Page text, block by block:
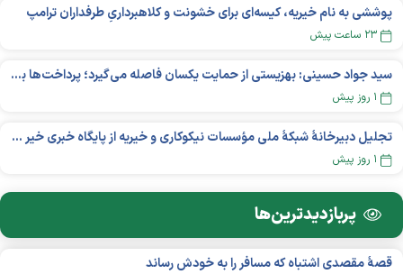
پوششی به نام خیریه، کیسه‌ای برای خشونت و کلاهبرداریِ طرفداران ترامپ
۲۳ ساعت پیش
سید جواد حسینی: بهزیستی از حمایت یکسان فاصله می‌گیرد؛ پرداخت‌ها بر اساس نوع معلولیت و میزان نیاز تغییر می‌کند
۱ روز پیش
تجلیل دبیرخانۀ شبکۀ ملی مؤسسات نیکوکاری و خیریه از پایگاه خبری خیر ایران
۱ روز پیش
پربازدید‌ترین‌ها
قصهٔ مقصدی اشتباه که مسافر را به خودش رساند